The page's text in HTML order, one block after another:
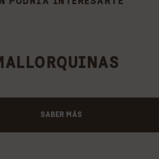
SABER MÁS